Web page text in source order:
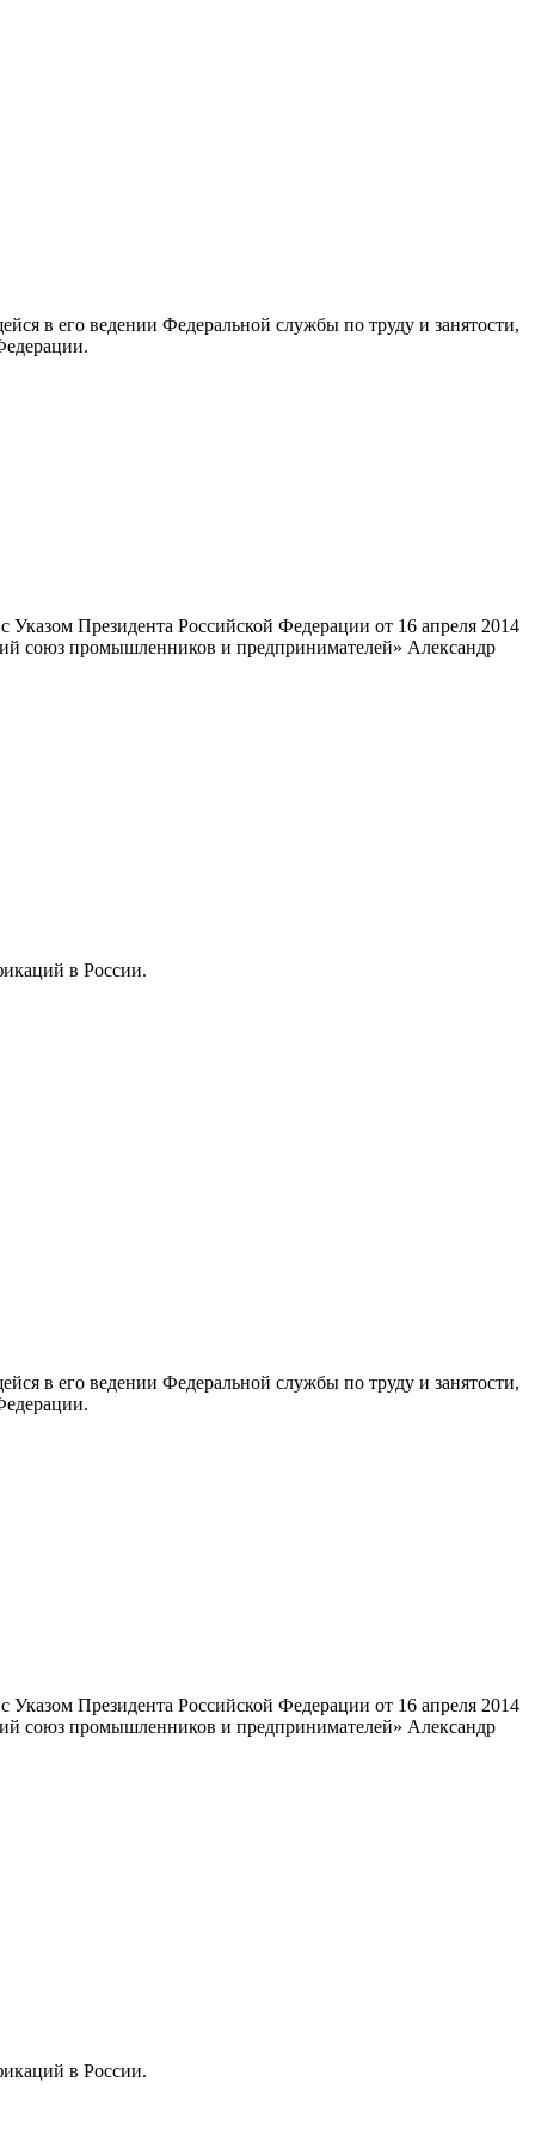
в его ведении Федеральной службы по труду и занятости,
Президента Российской Федерации от 16 апреля 2014
союз промышленников и предпринимателей» Александр
в России.
в его ведении Федеральной службы по труду и занятости,
Президента Российской Федерации от 16 апреля 2014
союз промышленников и предпринимателей» Александр
в России.